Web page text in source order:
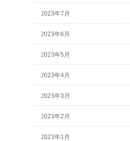
2023年7月
2023年6月
2023年5月
2023年4月
2023年3月
2023年2月
2023年1月